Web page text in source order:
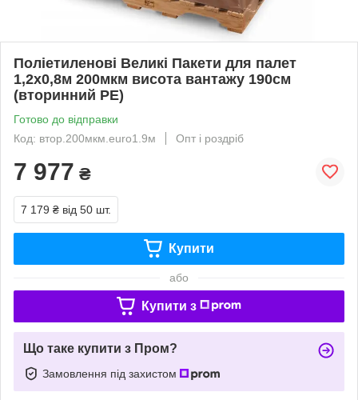
Поліетиленові Великі Пакети для палет
1,2х0,8м 200мкм висота вантажу 190см
(вторинний PE)
Готово до відправки
Код: втор.200мкм.euro1.9м
Опт і роздріб
7 977 ₴
7 179 ₴ від 50 шт.
Купити
або
Купити з
Що таке купити з Пром?
Замовлення під захистом